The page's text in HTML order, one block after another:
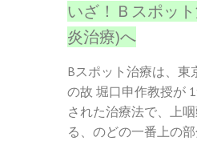
いざ！Ｂスポッ
炎治療)へ
Bスポット治療は、東
の故 堀口申作教授が
された治療法で、上
る、のどの一番上の